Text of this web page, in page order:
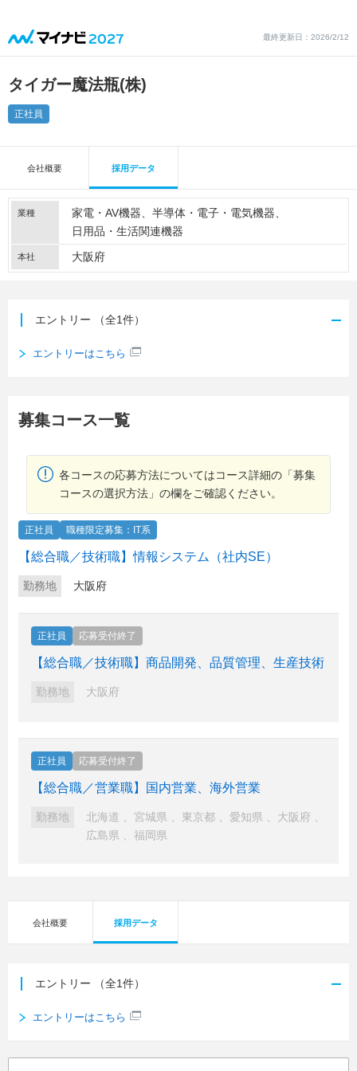
最終更新日：2026/2/12
タイガー魔法瓶(株)
正社員
会社概要 採用データ
業種 家電・AV機器
半導体・電子・電気機器
日用品・生活関連機器
本社 大阪府
エントリー （全1件）
エントリーはこちら
募集コース一覧
各コースの応募方法についてはコース詳細の「募集
コースの選択方法」の欄をご確認ください。
正社員 職種限定募集：IT系
【総合職／技術職】情報システム（社内SE）
勤務地 大阪府
正社員 応募受付終了
【総合職／技術職】商品開発、品質管理、生産技術
勤務地 大阪府
正社員 応募受付終了
【総合職／営業職】国内営業、海外営業
勤務地 北海道 宮城県 東京都 愛知県 大阪府
広島県
福岡県
会社概要 採用データ
エントリー （全1件）
エントリーはこちら